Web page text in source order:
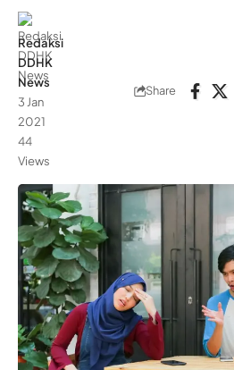
Redaksi
DDHK
News
3 Jan
2021
44
Views
Share